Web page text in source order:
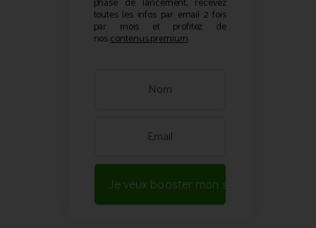
toutes les infos par email 2 fois
par mois et profitez de
noscontenus premium.
Je veux booster mon site !